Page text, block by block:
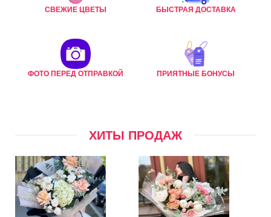
СВЕЖИЕ ЦВЕТЫ БЫСТРАЯ ДОСТАВКА
ФОТО ПЕРЕД ОТПРАВКОЙ ПРИЯТНЫЕ БОНУСЫ
ХИТЫ ПРОДАЖ